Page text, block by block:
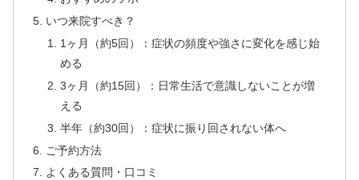
いつ来院すべき？
1ヶ月（約5回）：症状の頻度や強さに変化を感じ始
める
3ヶ月（約15回）：日常生活で意識しないことが増
える
半年（約30回）：症状に振り回されない体へ
ご予約方法
よくある質問・口コミ